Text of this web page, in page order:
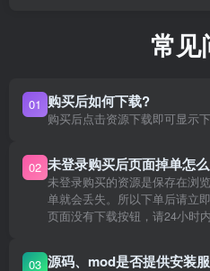
常见
01 购买后如何下载?
购买后点击资源下载即可显示
02 未登录购买后页面掉单怎
未登录购买的资源是保存在浏
单就会丢失。所以下单后请立
页面没有下载按钮，请24小时
03 源码、mod是否提供安装